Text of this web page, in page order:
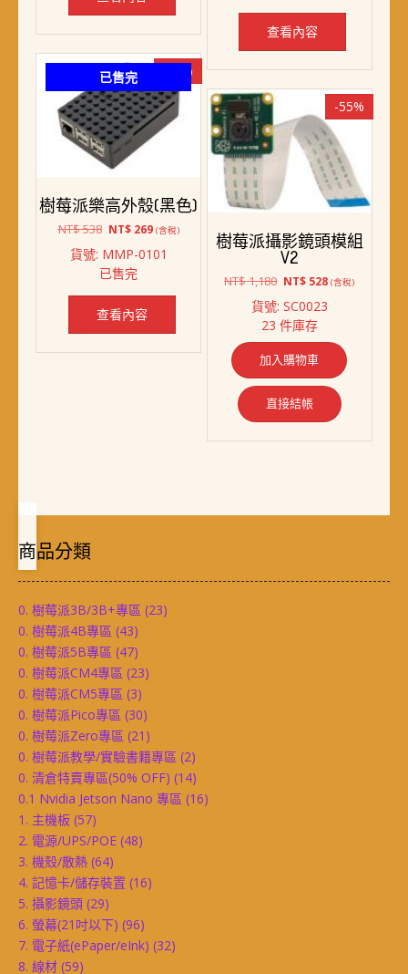
NT$ 538。NT$ 269。
查看內容
已售完 -50%
樹莓派樂高外殼(黑色)
NT$538 原
價
格：
NT$ 538。
NT$269目
價
NT$ 269。
(含稅)
貨號: MMP-0101
已售完
查看內容
-55%
樹莓派攝影鏡頭模組
V2
NT$1,180 原
價
格：
NT$ 1,180。
NT$ 528目
NT$ 528。
(含稅)
貨號: SC0023
23 件庫存
加入購物車
直接結帳
商品分類
0. 樹莓派3B/3B+專區 (23)
0. 樹莓派4B專區 (43)
0. 樹莓派5B專區 (47)
0. 樹莓派CM4專區 (23)
0. 樹莓派CM5專區 (3)
0. 樹莓派Pico專區 (30)
0. 樹莓派Zero專區 (21)
0. 樹莓派教學/實驗書籍專區 (2)
0. 清倉特賣專區(50% OFF) (14)
0.1 Nvidia Jetson Nano 專區 (16)
1. 主機板 (57)
2. 電源/UPS/POE (48)
3. 機殼/散熱 (64)
4. 記憶卡/儲存裝置 (16)
5. 攝影鏡頭 (29)
6. 螢幕(21吋以下) (96)
7. 電子紙(ePaper/eInk) (32)
8. 線材 (59)